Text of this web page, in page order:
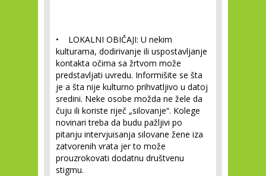
• LOKALNI OBIČAJI: U nekim
kulturama, dodirivanje ili uspostavljanje
kontakta očima sa žrtvom može
predstavljati uvredu. Informišite se šta
je a šta nije kulturno prihvatljivo u datoj
sredini. Neke osobe možda ne žele da
čuju ili koriste riječ „silovanje“. Kolege
novinari treba da budu pažljivi po
pitanju intervjuisanja silovane žene iza
zatvorenih vrata jer to može
prouzrokovati dodatnu društvenu
stigmu.